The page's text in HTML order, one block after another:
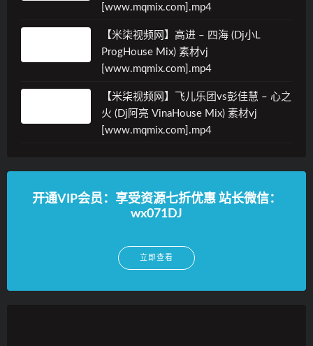
[www.mqmix.com].mp4
【米柒视频网】高进 – 四海 (Dj小L
ProgHouse Mix) 素材vj
[www.mqmix.com].mp4
【米柒视频网】飞儿乐团vs彭佳慧 – 心之
火 (Dj阿亮 VinaHouse Mix) 素材vj
[www.mqmix.com].mp4
开通VIP会员：享受资源七折优惠 站长微信：
wx071DJ
立即查看